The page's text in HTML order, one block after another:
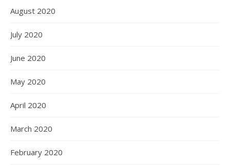
August 2020
July 2020
June 2020
May 2020
April 2020
March 2020
February 2020